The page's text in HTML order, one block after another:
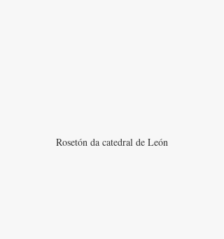
Rosetón da catedral de León